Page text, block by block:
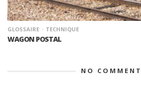
GLOSSAIRE TECHNIQUE
WAGON POSTAL
NO COMMENT